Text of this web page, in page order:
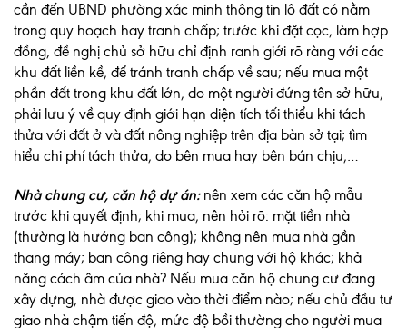
cần đến UBND phường xác minh thông tin lô đất có nằm
trong quy hoạch hay tranh chấp; trước khi đặt cọc, làm hợp
đồng, đề nghị chủ sở hữu chỉ định ranh giới rõ ràng với các
khu đất liền kề, để tránh tranh chấp về sau; nếu mua một
phần đất trong khu đất lớn, do một người đứng tên sở hữu,
phải lưu ý về quy định giới hạn diện tích tối thiểu khi tách
thửa với đất ở và đất nông nghiệp trên địa bàn sở tại; tìm
hiểu chi phí tách thửa, do bên mua hay bên bán chịu,…
Nhà chung cư, căn hộ dự án:nên xem các căn hộ mẫu
trước khi quyết định; khi mua, nên hỏi rõ: mặt tiền nhà
(thường là hướng ban công); không nên mua nhà gần
thang máy; ban công riêng hay chung với hộ khác; khả
năng cách âm của nhà? Nếu mua căn hộ chung cư đang
xây dựng, nhà được giao vào thời điểm nào; nếu chủ đầu tư
giao nhà chậm tiến độ, mức độ bồi thường cho người mua